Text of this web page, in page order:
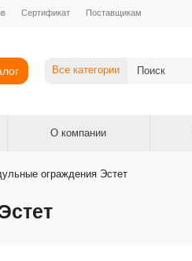
Сертификат Поставщикам
Все категории
О компании
ограждения Эстет